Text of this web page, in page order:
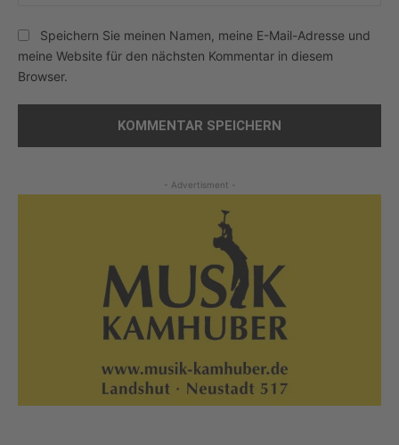
Speichern Sie meinen Namen, meine E-Mail-Adresse und
meine Website für den nächsten Kommentar in diesem
Browser.
- Advertisment -